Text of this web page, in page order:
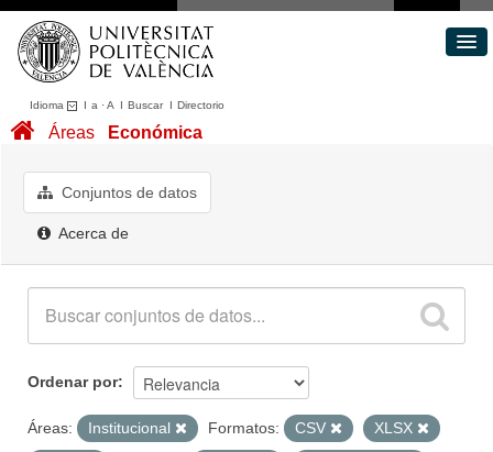
Idioma I a ·A I BuscarI Directorio
Conjuntos de datos
Acerca de
Áreas Económica
Conjuntos de datos
Acerca de
Ordenar por
Áreas: Institucional Formatos: CSV
XLSX